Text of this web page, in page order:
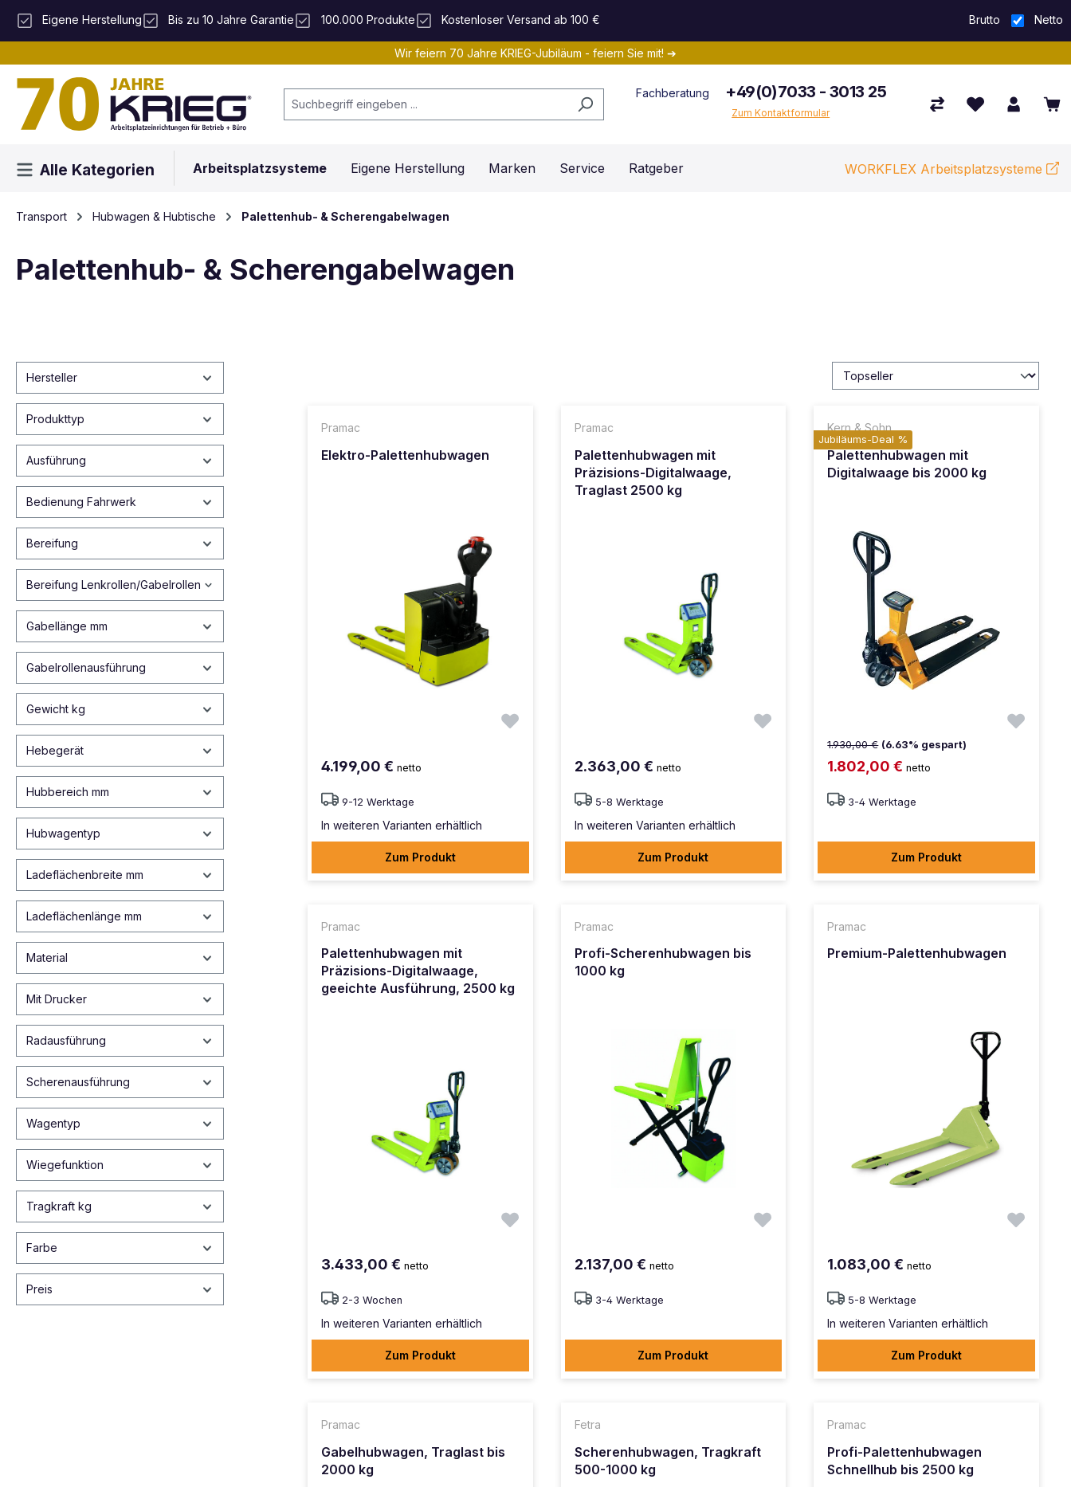
Hauptinhalt springen
Zur Suche springen
Zur Hauptnavigation springen
Eigene Herstellung Bis zu 10 Jahre Garantie 100.000 Produkte Kostenloser Versand ab 100 € Brutto Netto
Wir feiern 70 Jahre KRIEG-Jubiläum - feiern Sie mit! ➔
Fachberatung +49(0)7033 - 3013 25
Zum Kontaktformular
Alle Kategorien Arbeitsplatzsysteme Eigene Herstellung Marken Service Ratgeber WORKFLEX Arbeitsplatzsysteme
Transport Hubwagen & Hubtische Palettenhub- & Scherengabelwagen
Palettenhub- & Scherengabelwagen
Hersteller
Produkttyp
Ausführung
Bedienung Fahrwerk
Bereifung
Bereifung Lenkrollen/Gabelrollen
Gabellänge mm
Gabelrollenausführung
Gewicht kg
Hebegerät
Hubbereich mm
Hubwagentyp
Ladeflächenbreite mm
Ladeflächenlänge mm
Material
Mit Drucker
Radausführung
Scherenausführung
Wagentyp
Wiegefunktion
Tragkraft kg
Farbe
Preis
Pramac
Elektro-Palettenhubwagen
4.199,00 € netto
9-12 Werktage
In weiteren Varianten erhältlich
Zum Produkt
Pramac
Palettenhubwagen mit
Präzisions-Digitalwaage,
Traglast 2500 kg
2.363,00 € netto
5-8 Werktage
In weiteren Varianten erhältlich
Zum Produkt
Kern & Sohn
Jubiläums-Deal %
Palettenhubwagen mit
Digitalwaage bis 2000 kg
1.930,00 € (6.63% gespart)
1.802,00 €netto
3-4 Werktage
Zum Produkt
Pramac
Palettenhubwagen mit
Präzisions-Digitalwaage,
geeichte Ausführung, 2500 kg
3.433,00 € netto
2-3 Wochen
In weiteren Varianten erhältlich
Zum Produkt
Pramac
Profi-Scherenhubwagen bis
1000 kg
2.137,00 € netto
3-4 Werktage
Zum Produkt
Pramac
Premium-Palettenhubwagen
1.083,00 €netto
5-8 Werktage
In weiteren Varianten erhältlich
Zum Produkt
Pramac
Gabelhubwagen, Traglast bis
2000 kg
Fetra
Scherenhubwagen, Tragkraft
500-1000 kg
Pramac
Profi-Palettenhubwagen
Schnellhub bis 2500 kg